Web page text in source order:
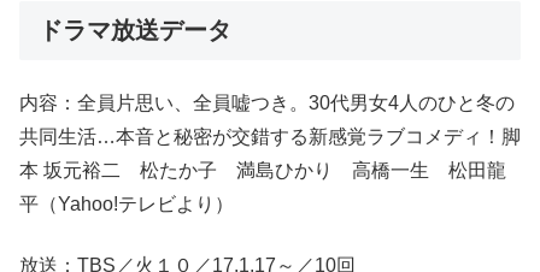
ドラマ放送データ
内容：全員片思い、全員嘘つき。30代男女4人のひと冬の
共同生活…本音と秘密が交錯する新感覚ラブコメディ！脚
本 坂元裕二 松たか子 満島ひかり 高橋一生 松田龍
平（Yahoo!テレビより）
放送：TBS／火１０／17.1.17～／10回